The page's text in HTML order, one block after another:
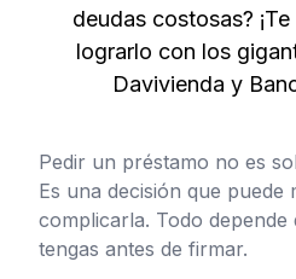
deudas costosas?
lograrlo con los
Davivienda y
Pedir un préstamo no es
Es una decisión que
complicarla. Todo
tengas antes de firmar.